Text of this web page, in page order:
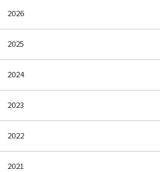
2026
2025
2024
2023
2022
2021